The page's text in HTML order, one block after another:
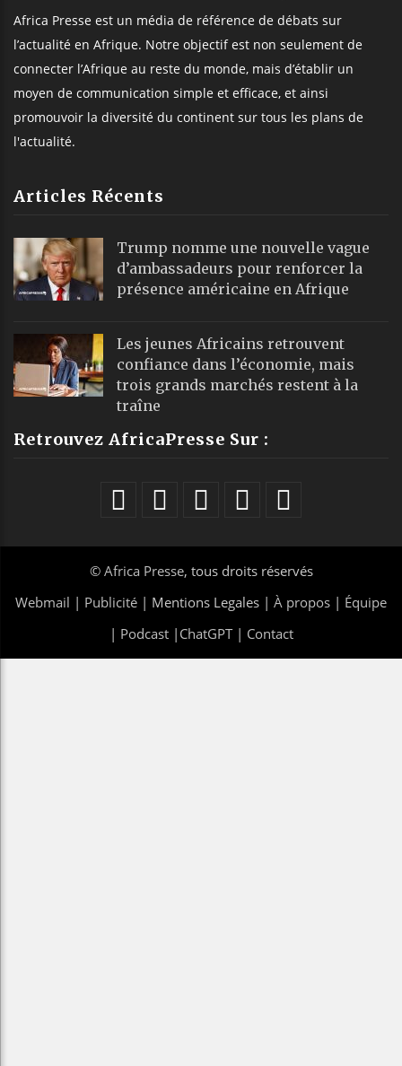
Africa Presse est un média de référence de débats sur
l’actualité en Afrique. Notre objectif est non seulement de
connecter l’Afrique au reste du monde, mais d’établir un
moyen de communication simple et efficace, et ainsi
promouvoir la diversité du continent sur tous les plans de
l'actualité.
Articles Récents
Trump nomme une nouvelle vague
d’ambassadeurs pour renforcer la
présence américaine en Afrique
Les jeunes Africains retrouvent
confiance dans l’économie, mais
trois grands marchés restent à la
traîne
Retrouvez AfricaPresse Sur :
© Africa Presse, tous droits réservés
Webmail | Publicité | Mentions Legales | À propos | Équipe
| Podcast| ChatGPT| Contact